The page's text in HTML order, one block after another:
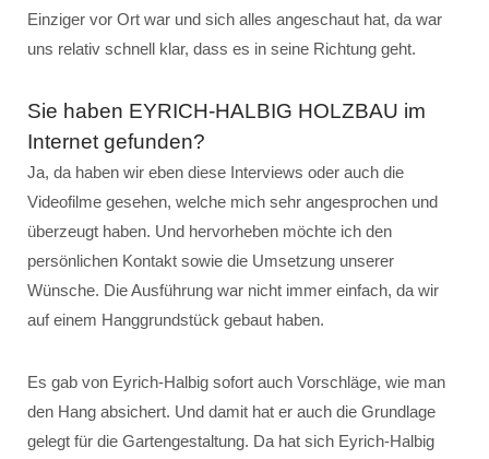
Einziger vor Ort war und sich alles angeschaut hat, da war
uns relativ schnell klar, dass es in seine Richtung geht.
Sie haben EYRICH-HALBIG HOLZBAU im
Internet gefunden?
Ja, da haben wir eben diese Interviews oder auch die
Videofilme gesehen, welche mich sehr angesprochen und
überzeugt haben. Und hervorheben möchte ich den
persönlichen Kontakt sowie die Umsetzung unserer
Wünsche. Die Ausführung war nicht immer einfach, da wir
auf einem Hanggrundstück gebaut haben.
Es gab von Eyrich-Halbig sofort auch Vorschläge, wie man
den Hang absichert. Und damit hat er auch die Grundlage
gelegt für die Gartengestaltung. Da hat sich Eyrich-Halbig